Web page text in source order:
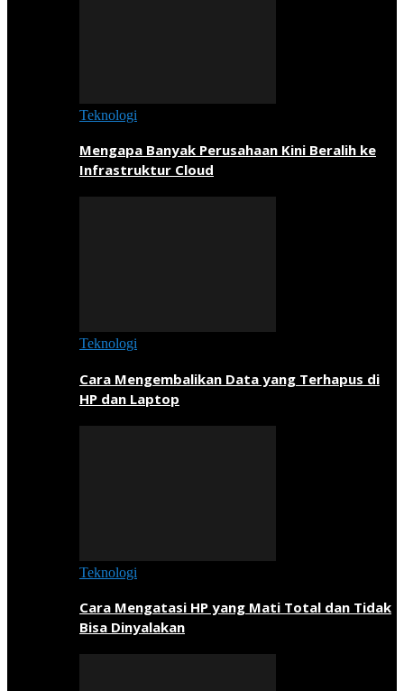
Teknologi
Mengapa Banyak Perusahaan Kini Beralih ke
Infrastruktur Cloud
Teknologi
Cara Mengembalikan Data yang Terhapus di
HP dan Laptop
Teknologi
Cara Mengatasi HP yang Mati Total dan Tidak
Bisa Dinyalakan